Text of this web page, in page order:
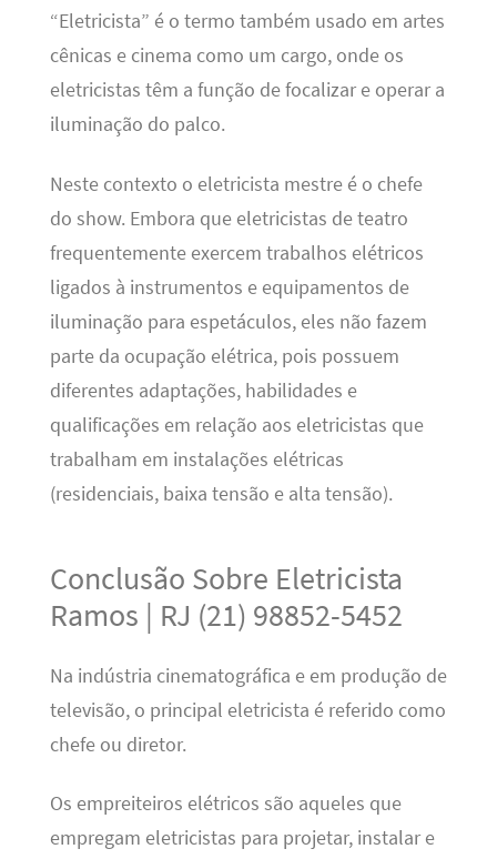
“Eletricista” é o termo também usado em artes
cênicas e cinema como um cargo, onde os
eletricistas têm a função de focalizar e operar a
iluminação do palco.
Neste contexto o eletricista mestre é o chefe
do show. Embora que eletricistas de teatro
frequentemente exercem trabalhos elétricos
ligados à instrumentos e equipamentos de
iluminação para espetáculos, eles não fazem
parte da ocupação elétrica, pois possuem
diferentes adaptações, habilidades e
qualificações em relação aos eletricistas que
trabalham em instalações elétricas
(residenciais, baixa tensão e alta tensão).
Conclusão Sobre Eletricista
Ramos | RJ (21) 98852-5452
Na indústria cinematográfica e em produção de
televisão, o principal eletricista é referido como
chefe ou diretor.
Os empreiteiros elétricos são aqueles que
empregam eletricistas para projetar, instalar e